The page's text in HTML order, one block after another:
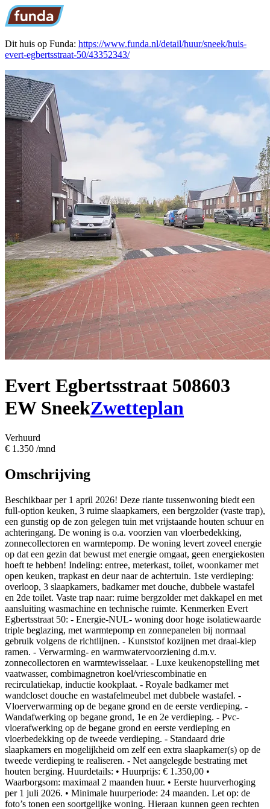
Dit huis op Funda: https://www.funda.nl/detail/huur/sneek/huis-
evert-egbertsstraat-50/43352343/
Evert Egbertsstraat 508603
EW SneekZwetteplan
Verhuurd
€ 1.350 /mnd
Omschrijving
Beschikbaar per 1 april 2026! Deze riante tussenwoning biedt een
full-option keuken, 3 ruime slaapkamers, een bergzolder (vaste trap),
een gunstig op de zon gelegen tuin met vrijstaande houten schuur en
achteringang. De woning is o.a. voorzien van vloerbedekking,
zonnecollectoren en warmtepomp. De woning levert zoveel energie
op dat een gezin dat bewust met energie omgaat, geen energiekosten
hoeft te hebben! Indeling: entree, meterkast, toilet, woonkamer met
open keuken, trapkast en deur naar de achtertuin. 1ste verdieping:
overloop, 3 slaapkamers, badkamer met douche, dubbele wastafel
en 2de toilet. Vaste trap naar: ruime bergzolder met dakkapel en met
aansluiting wasmachine en technische ruimte. Kenmerken Evert
Egbertsstraat 50: - Energie-NUL- woning door hoge isolatiewaarde
triple beglazing, met warmtepomp en zonnepanelen bij normaal
gebruik volgens de richtlijnen. - Kunststof kozijnen met draai-kiep
ramen. - Verwarming- en warmwatervoorziening d.m.v.
zonnecollectoren en warmtewisselaar. - Luxe keukenopstelling met
vaatwasser, combimagnetron koel/vriescombinatie en
recirculatiekap, inductie kookplaat. - Royale badkamer met
wandcloset douche en wastafelmeubel met dubbele wastafel. -
Vloerverwarming op de begane grond en de eerste verdieping. -
Wandafwerking op begane grond, 1e en 2e verdieping. - Pvc-
vloerafwerking op de begane grond en eerste verdieping en
vloerbedekking op de tweede verdieping. - Standaard drie
slaapkamers en mogelijkheid om zelf een extra slaapkamer(s) op de
tweede verdieping te realiseren. - Net aangelegde bestrating met
houten berging. Huurdetails: • Huurprijs: € 1.350,00 •
Waarborgsom: maximaal 2 maanden huur. • Eerste huurverhoging
per 1 juli 2026. • Minimale huurperiode: 24 maanden. Let op: de
foto’s tonen een soortgelijke woning. Hieraan kunnen geen rechten